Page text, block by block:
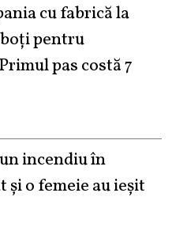
cu fabrică la
pentru
pas costă 7
incendiu în
și o femeie au ieșit